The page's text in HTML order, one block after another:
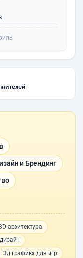
и Брендинг
архитектура
3д графика для игр